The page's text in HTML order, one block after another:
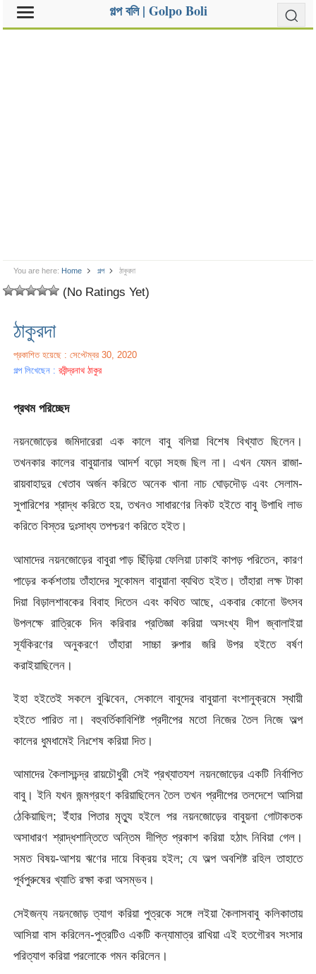
গল্প বলি | Golpo Boli
You are here: Home গল্প ঠাকুরদা
(No Ratings Yet)
ঠাকুরদা
প্রকাশিত হয়েছে : সেপ্টেম্বর 30, 2020
গল্প লিখেছেন :রবীন্দ্রনাথ ঠাকুর
প্রথম পরিচ্ছেদ
নয়নজোড়ের জমিদারেরা এক কালে বাবু বলিয়া বিশেষ বিখ্যাত ছিলেন।
তখনকার কালের বাবুয়ানার আদর্শ বড়াে সহজ ছিল না। এখন যেমন রাজা-
রায়বাহাদুর খেতাব অর্জন করিতে অনেক খানা নাচ ঘােড়দৌড় এবং সেলাম-
সুপারিশের শ্রাদ্ধ করিতে হয়, তখনও সাধারণের নিকট হইতে বাবু উপাধি লাভ
করিতে বিস্তর দুঃসাধ্য তপশ্চরণ করিতে হইত।
আমাদের নয়নজোড়ের বাবুরা পাড় ছিঁড়িয়া ফেলিয়া ঢাকাই কাপড় পরিতেন, কারণ
পাড়ের কর্কশতায় তাঁহাদের সুকোমল বাবুয়ানা ব্যথিত হইত। তাঁহারা লক্ষ টাকা
দিয়া বিড়ালশাবকের বিবাহ দিতেন এবং কথিত আছে, একবার কোনাে উৎসব
উপলক্ষে রাত্রিকে দিন করিবার প্রতিজ্ঞা করিয়া অসংখ্য দীপ জ্বালাইয়া
সূর্যকিরণের অনুকরণে তাঁহারা সাচ্চা রুপার জরি উপর হইতে বর্ষণ
করাইয়াছিলেন।
ইহা হইতেই সকলে বুঝিবেন, সেকালে বাবুদের বাবুয়ানা বংশানুক্রমে স্থায়ী
হইতে পারিত না। বহুবর্তিকাবিশিষ্ট প্রদীপের মতাে নিজের তৈল নিজে অল্প
কালের ধুমধামেই নিঃশেষ করিয়া দিত।
আমাদের কৈলাসচন্দ্র রায়চৌধুরী সেই প্রখ্যাতযশ নয়নজোড়ের একটি নির্বাপিত
বাবু। ইনি যখন জন্মগ্রহণ করিয়াছিলেন তৈল তখন প্রদীপের তলদেশে আসিয়া
ঠেকিয়াছিল; ইঁহার পিতার মৃত্যু হইলে পর নয়নজোড়ের বাবুয়না গােটাকতক
অসাধারণ শ্রাদ্ধশান্তিতে অন্তিম দীপ্তি প্রকাশ করিয়া হঠাৎ নিবিয়া গেল।
সমত বিষয়-আশয় ঋণের দায়ে বিক্রয় হইল; যে অল্প অবশিষ্ট রহিল তাহাতে
পূর্বপুরুষের খ্যাতি রক্ষা করা অসম্ভব।
সেইজন্য নয়নজোড় ত্যাগ করিয়া পুত্রকে সঙ্গে লইয়া কৈলাসবাবু কলিকাতায়
আসিয়া বাস করিলেন-পুত্রটিও একটি কন্যামাত্র রাখিয়া এই হতগৌরব সংসার
পরিত্যাগ করিয়া পরলােকে গমন করিলেন।